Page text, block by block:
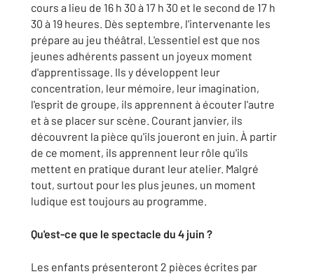
cours a lieu de 16 h 30 à 17 h 30 et le second de 17 h
30 à 19 heures. Dès septembre, l'intervenante les
prépare au jeu théâtral. L'essentiel est que nos
jeunes adhérents passent un joyeux moment
d'apprentissage. Ils y développent leur
concentration, leur mémoire, leur imagination,
l'esprit de groupe, ils apprennent à écouter l'autre
et à se placer sur scène. Courant janvier, ils
découvrent la pièce qu'ils joueront en juin. À partir
de ce moment, ils apprennent leur rôle qu'ils
mettent en pratique durant leur atelier. Malgré
tout, surtout pour les plus jeunes, un moment
ludique est toujours au programme.
Qu'est-ce que le spectacle du 4 juin ?
Les enfants présenteront 2 pièces écrites par